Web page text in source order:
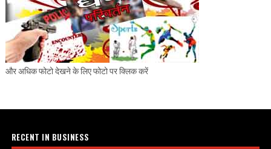
और अधिक फोटो देखने के लिए फोटो पर क्लिक करें
RECENT IN BUSINESS